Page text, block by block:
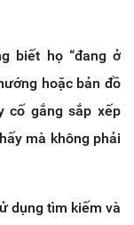
biết họ “đang ở
hoặc bản đồ
cố gắng sắp xếp
mà không phải
dụng tìm kiếm và